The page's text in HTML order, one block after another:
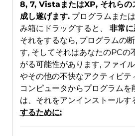
8, 7, VistaまたはXP, それらの
成し遂げます.プログラムまた
み箱にドラッグすると、 非常
それをするなら, プログラムの
す, そしてそれはあなたのPCの
がる可能性があります, ファイ
やその他の不快なアクティビテ
コンピュータからプログラムを
は、それをアンインストールす
するために: